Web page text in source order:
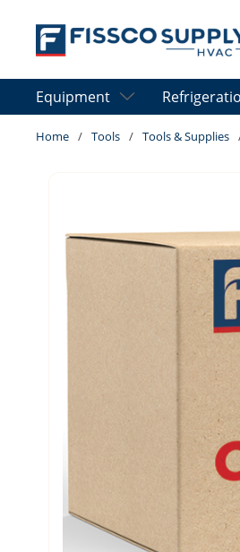
Skip to main content
Equipment
Home / Tools / Tools & Supplies